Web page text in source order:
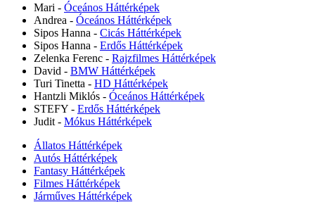
Mari - Óceános Háttérképek
Andrea - Óceános Háttérképek
Sipos Hanna - Cicás Háttérképek
Sipos Hanna - Erdős Háttérképek
Zelenka Ferenc - Rajzfilmes Háttérképek
David - BMW Háttérképek
Turi Tinetta - HD Háttérképek
Hantzli Miklós - Óceános Háttérképek
STEFY - Erdős Háttérképek
Judit - Mókus Háttérképek
Állatos Háttérképek
Autós Háttérképek
Fantasy Háttérképek
Filmes Háttérképek
Járműves Háttérképek